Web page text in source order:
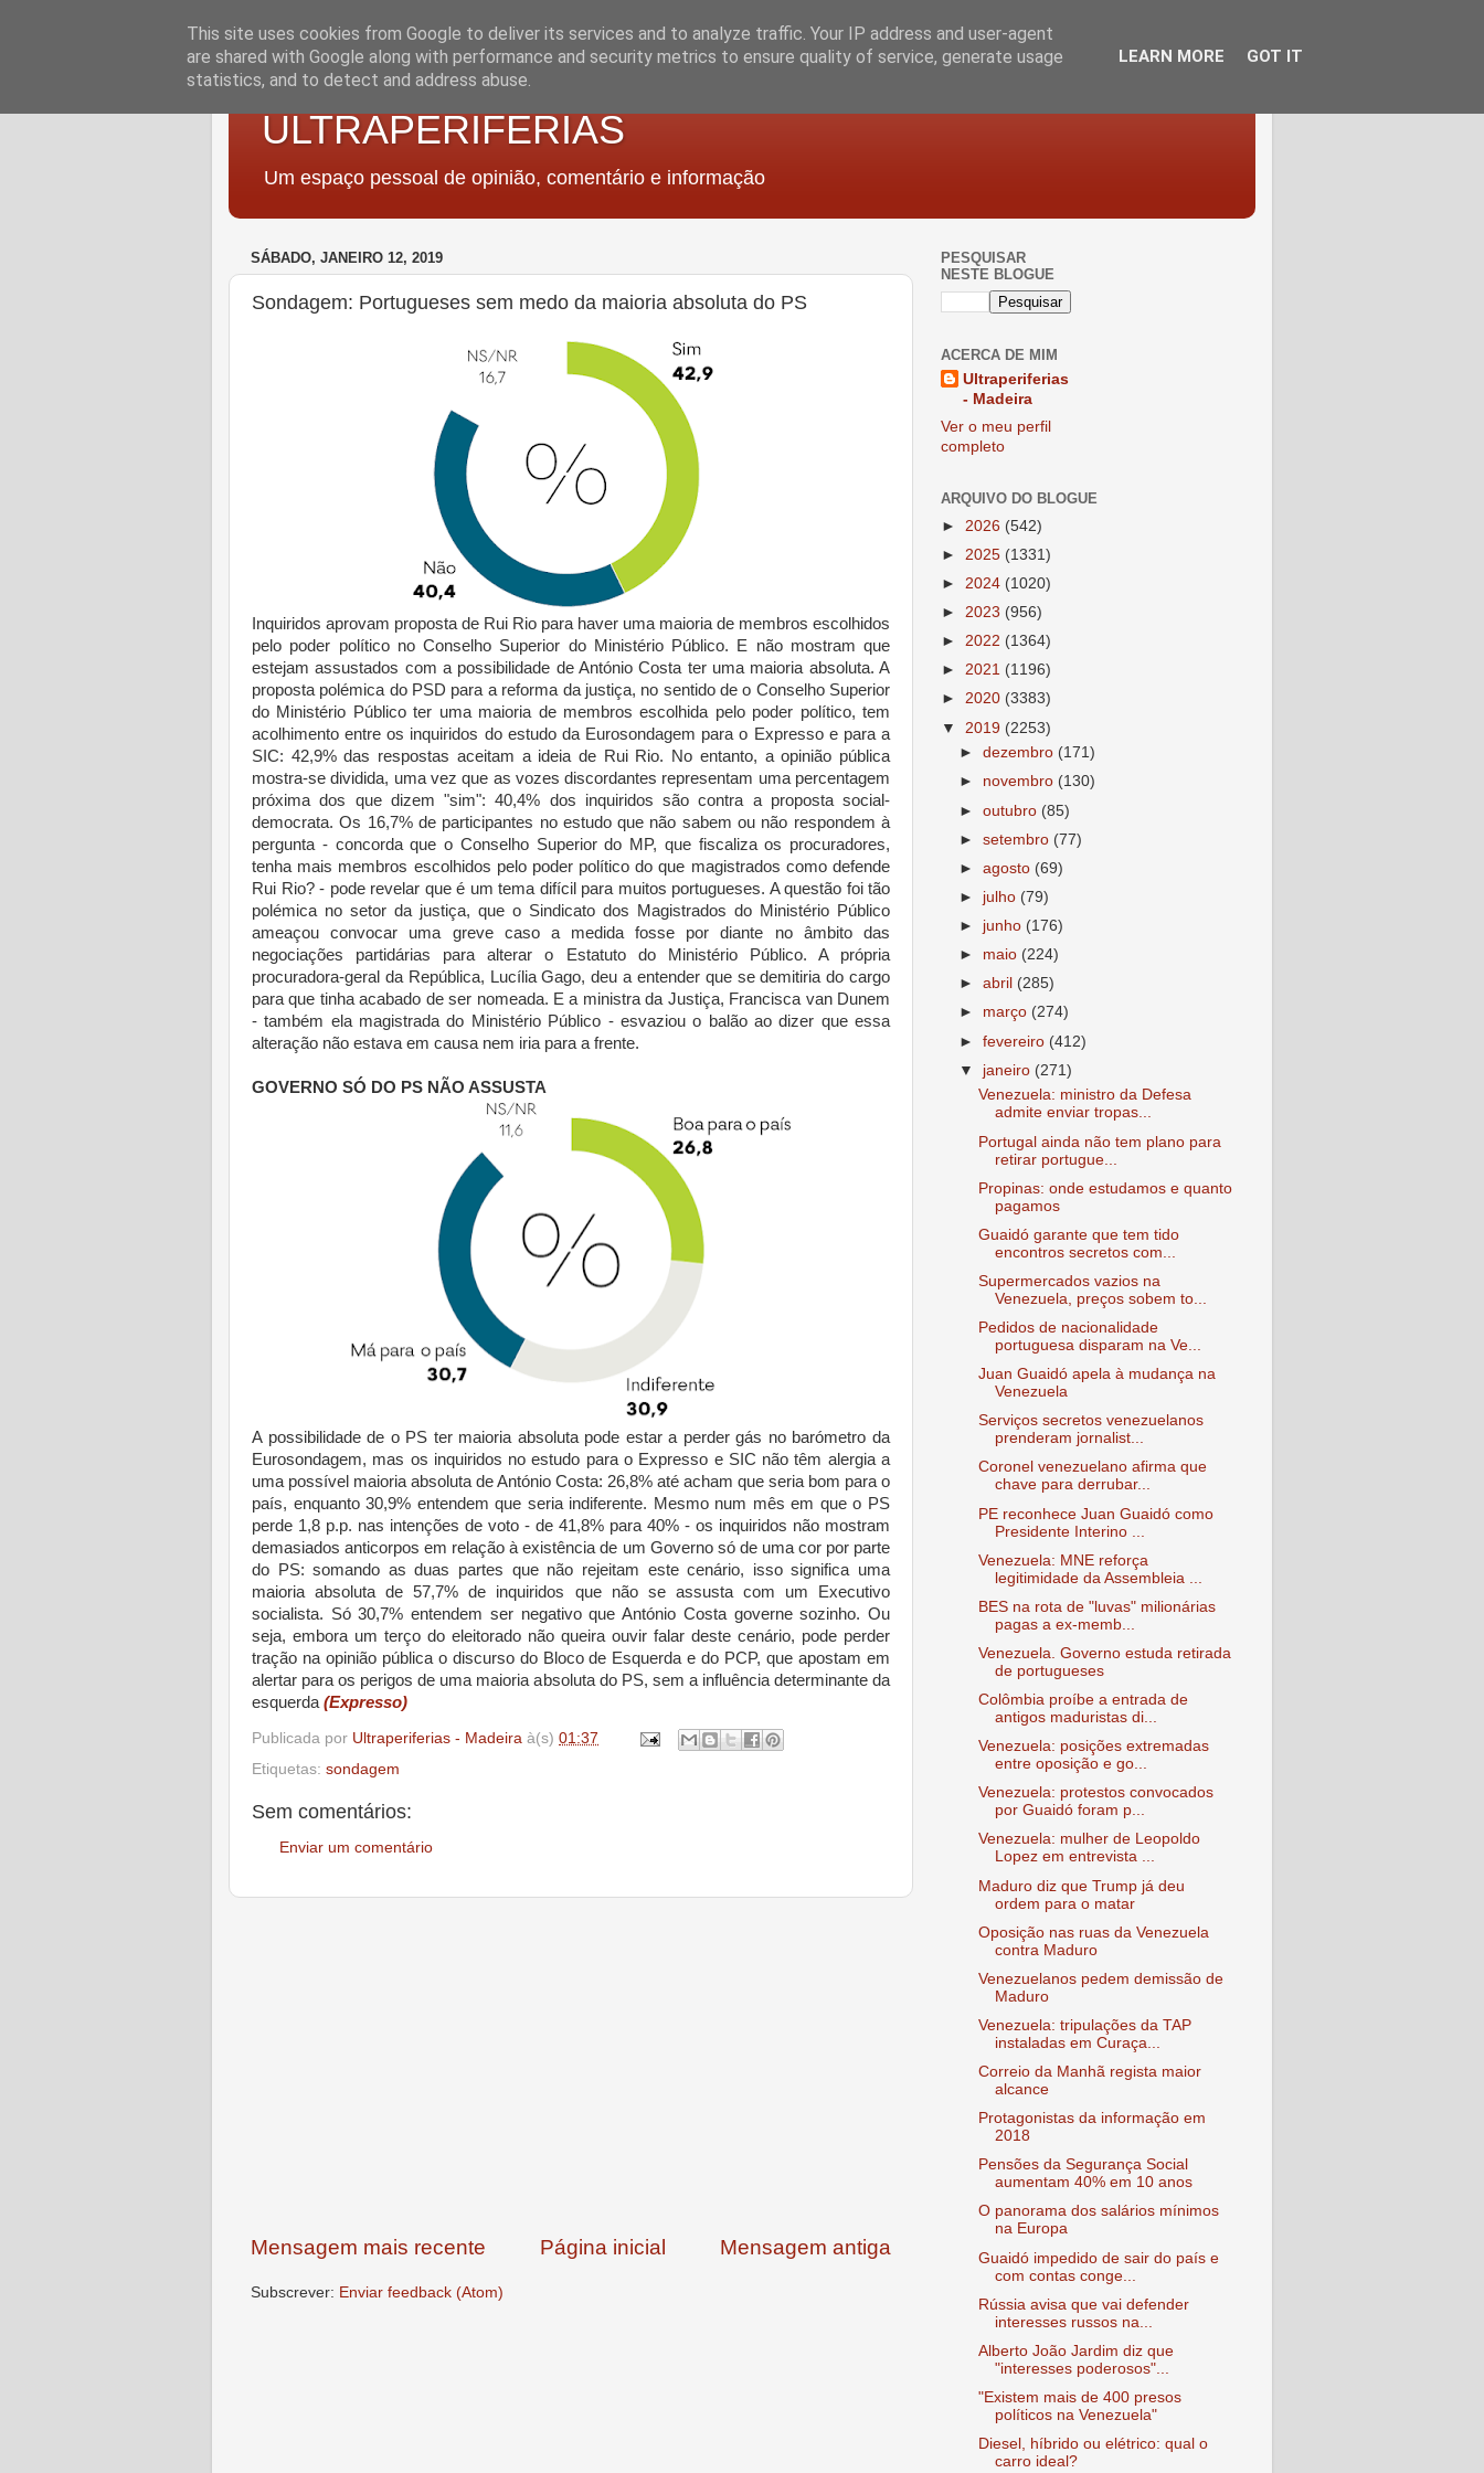
ULTRAPERIFERIAS
Um espaço pessoal de opinião, comentário e informação
SÁBADO, JANEIRO 12, 2019
Sondagem: Portugueses sem medo da maioria absoluta do PS
Inquiridos aprovam proposta de Rui Rio para haver uma maioria de membros escolhidos
pelo poder político no Conselho Superior do Ministério Público. E não mostram que
estejam assustados com a possibilidade de António Costa ter uma maioria absoluta. A
proposta polémica do PSD para a reforma da justiça, no sentido de o Conselho Superior
do Ministério Público ter uma maioria de membros escolhida pelo poder político, tem
acolhimento entre os inquiridos do estudo da Eurosondagem para o Expresso e para a
SIC: 42,9% das respostas aceitam a ideia de Rui Rio. No entanto, a opinião pública
mostra-se dividida, uma vez que as vozes discordantes representam uma percentagem
próxima dos que dizem "sim": 40,4% dos inquiridos são contra a proposta social-
democrata. Os 16,7% de participantes no estudo que não sabem ou não respondem à
pergunta - concorda que o Conselho Superior do MP, que fiscaliza os procuradores,
tenha mais membros escolhidos pelo poder político do que magistrados como defende
Rui Rio? - pode revelar que é um tema difícil para muitos portugueses. A questão foi tão
polémica no setor da justiça, que o Sindicato dos Magistrados do Ministério Público
ameaçou convocar uma greve caso a medida fosse por diante no âmbito das
negociações partidárias para alterar o Estatuto do Ministério Público. A própria
procuradora-geral da República, Lucília Gago, deu a entender que se demitiria do cargo
para que tinha acabado de ser nomeada. E a ministra da Justiça, Francisca van Dunem
- também ela magistrada do Ministério Público - esvaziou o balão ao dizer que essa
alteração não estava em causa nem iria para a frente.
GOVERNO SÓ DO PS NÃO ASSUSTA
A possibilidade de o PS ter maioria absoluta pode estar a perder gás no barómetro da
Eurosondagem, mas os inquiridos no estudo para o Expresso e SIC não têm alergia a
uma possível maioria absoluta de António Costa: 26,8% até acham que seria bom para o
país, enquanto 30,9% entendem que seria indiferente. Mesmo num mês em que o PS
perde 1,8 p.p. nas intenções de voto - de 41,8% para 40% - os inquiridos não mostram
demasiados anticorpos em relação à existência de um Governo só de uma cor por parte
do PS: somando as duas partes que não rejeitam este cenário, isso significa uma
maioria absoluta de 57,7% de inquiridos que não se assusta com um Executivo
socialista. Só 30,7% entendem ser negativo que António Costa governe sozinho. Ou
seja, embora um terço do eleitorado não queira ouvir falar deste cenário, pode perder
tração na opinião pública o discurso do Bloco de Esquerda e do PCP, que apostam em
alertar para os perigos de uma maioria absoluta do PS, sem a influência determinante da
esquerda (Expresso)
Publicada por Ultraperiferias - Madeira à(s) 01:37
Etiquetas: sondagem
Sem comentários:
Enviar um comentário
Mensagem mais recente Mensagem antiga
Página inicial
Subscrever: Enviar feedback (Atom)
PESQUISAR
NESTE BLOGUE
ACERCA DE MIM
Ultraperiferias
- Madeira
Ver o meu perfil
completo
ARQUIVO DO BLOGUE
► 2026 (542)
► 2025 (1331)
► 2024 (1020)
► 2023 (956)
► 2022 (1364)
► 2021 (1196)
► 2020 (3383)
▼ 2019 (2253)
►dezembro (171)
► novembro (130)
►outubro (85)
►setembro (77)
►agosto (69)
► julho (79)
► junho (176)
► maio (224)
►abril (285)
► março (274)
►fevereiro (412)
▼ janeiro (271)
Venezuela: ministro da Defesa
admite enviar tropas...
Portugal ainda não tem plano para
retirar portugue...
Propinas: onde estudamos e quanto
pagamos
Guaidó garante que tem tido
encontros secretos com...
Supermercados vazios na
Venezuela, preços sobem to...
Pedidos de nacionalidade
portuguesa disparam na Ve...
Juan Guaidó apela à mudança na
Venezuela
Serviços secretos venezuelanos
prenderam jornalist...
Coronel venezuelano afirma que
chave para derrubar...
PE reconhece Juan Guaidó como
Presidente Interino ...
Venezuela: MNE reforça
legitimidade da Assembleia ...
BES na rota de "luvas" milionárias
pagas a ex-memb...
Venezuela. Governo estuda retirada
de portugueses
Colômbia proíbe a entrada de
antigos maduristas di...
Venezuela: posições extremadas
entre oposição e go...
Venezuela: protestos convocados
por Guaidó foram p...
Venezuela: mulher de Leopoldo
Lopez em entrevista ...
Maduro diz que Trump já deu
ordem para o matar
Oposição nas ruas da Venezuela
contra Maduro
Venezuelanos pedem demissão de
Maduro
Venezuela: tripulações da TAP
instaladas em Curaça...
Correio da Manhã regista maior
alcance
Protagonistas da informação em
2018
Pensões da Segurança Social
aumentam 40% em 10 anos
O panorama dos salários mínimos
na Europa
Guaidó impedido de sair do país e
com contas conge...
Rússia avisa que vai defender
interesses russos na...
Alberto João Jardim diz que
"interesses poderosos"...
"Existem mais de 400 presos
políticos na Venezuela"
Diesel, híbrido ou elétrico: qual o
carro ideal?
This site uses cookies from Google to deliver its services and to analyze traffic. Your IP address and user-agent
are shared with Google along with performance and security metrics to ensure quality of service, generate usage
statistics, and to detect and address abuse.
LEARN MORE GOT IT